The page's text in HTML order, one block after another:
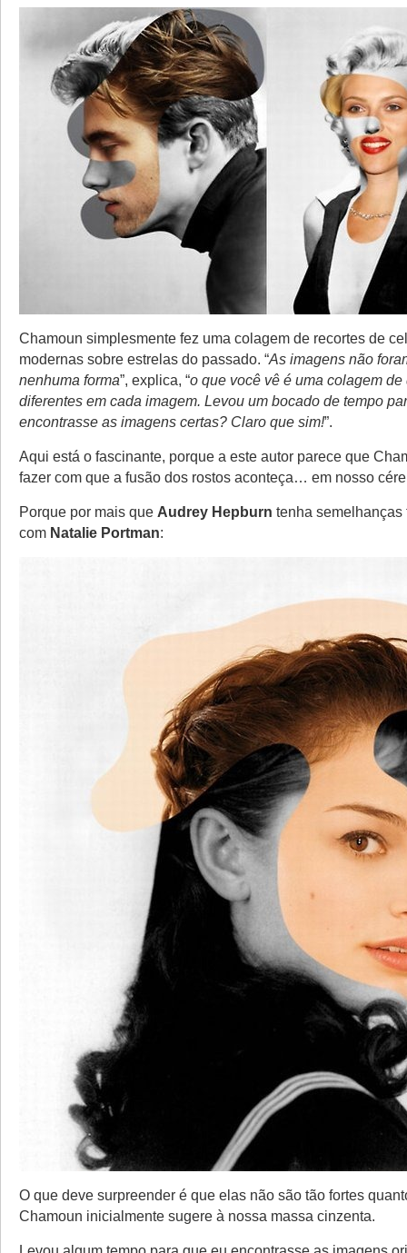
Chamoun simplesmente fez uma colagem de recortes de
modernas sobre estrelas do passado. “As imagens não
nenhuma forma”, explica, “o que você vê é uma colagem
diferentes em cada imagem. Levou um bocado de tempo
encontrasse as imagens certas? Claro que sim!”.
Aqui está o fascinante, porque a este autor parece que
fazer com que a fusão dos rostos aconteça… em nosso
Porque por mais que Audrey Hepburn tenha
com Natalie Portman:
O que deve surpreender é que elas não são tão fortes
Chamoun inicialmente sugere à nossa massa cinzenta.